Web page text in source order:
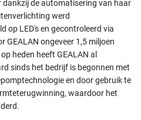
dankzij de automatisering van haar
werd
op LED's en gecontroleerd via
GEALAN ongeveer 1,5 miljoen
heden heeft GEALAN al
sinds het bedrijf is begonnen met
en door gebruik te
waardoor het